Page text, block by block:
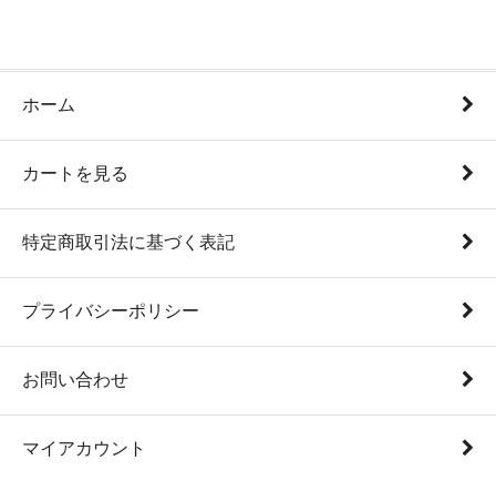
ホーム
カートを見る
特定商取引法に基づく表記
プライバシーポリシー
お問い合わせ
マイアカウント